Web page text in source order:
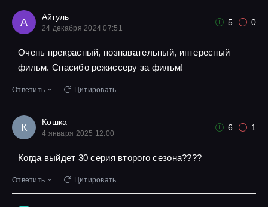
А Айгуль
24 декабря 2024 07:51
5 0
Очень прекрасный, познавательный, интересный
фильм. Спасибо режиссеру за фильм!
Ответить Цитировать
К Кошка
4 января 2025 12:00
6 1
Когда выйдет 30 серия второго сезона????
Ответить Цитировать